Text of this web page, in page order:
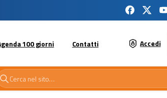
100 giorni Contatti Accedi